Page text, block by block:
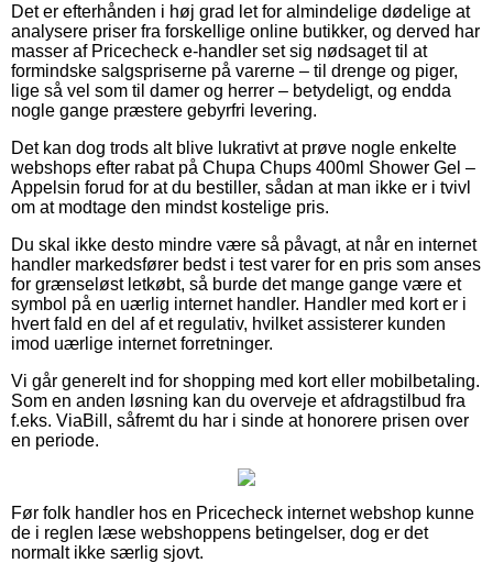
Det er efterhånden i høj grad let for almindelige dødelige at
analysere priser fra forskellige online butikker, og derved har
masser af Pricecheck e-handler set sig nødsaget til at
formindske salgspriserne på varerne – til drenge og piger,
lige så vel som til damer og herrer – betydeligt, og endda
nogle gange præstere gebyrfri levering.
Det kan dog trods alt blive lukrativt at prøve nogle enkelte
webshops efter rabat på Chupa Chups 400ml Shower Gel –
Appelsin forud for at du bestiller, sådan at man ikke er i tvivl
om at modtage den mindst kostelige pris.
Du skal ikke desto mindre være så påvagt, at når en internet
handler markedsfører bedst i test varer for en pris som anses
for grænseløst letkøbt, så burde det mange gange være et
symbol på en uærlig internet handler. Handler med kort er i
hvert fald en del af et regulativ, hvilket assisterer kunden
imod uærlige internet forretninger.
Vi går generelt ind for shopping med kort eller mobilbetaling.
Som en anden løsning kan du overveje et afdragstilbud fra
f.eks. ViaBill, såfremt du har i sinde at honorere prisen over
en periode.
Før folk handler hos en Pricecheck internet webshop kunne
de i reglen læse webshoppens betingelser, dog er det
normalt ikke særlig sjovt.